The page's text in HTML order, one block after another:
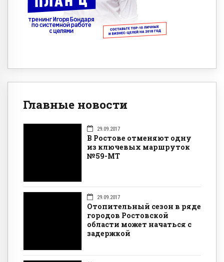
Главные новости
29.09.2017
В Ростове отменяют одну
из ключевых маршруток
№59-МТ
29.09.2017
Отопительный сезон в ряде
городов Ростовской
области может начаться с
задержкой